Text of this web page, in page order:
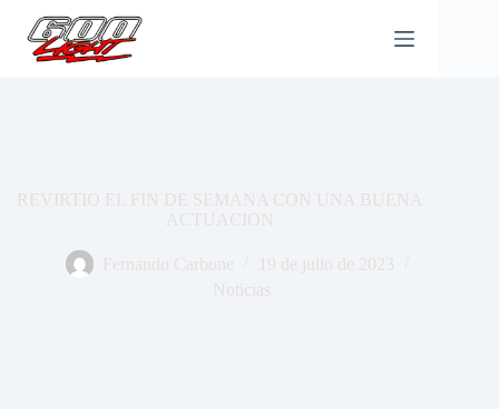
contenido
REVIRTIO EL FIN DE SEMANA CON UNA BUENA
ACTUACION
Fernando Carbone
19 de julio de 2023
Noticias